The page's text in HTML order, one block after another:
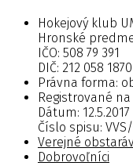
Hokejový klub
Hronské
IČO: 508 79 391
DIČ: 212 058 1870
Právna forma:
Registrované na
Dátum: 12.5.2017
Číslo spisu:
Verejné
Dobrovoľníci